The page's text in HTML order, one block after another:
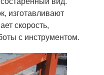
изготавливают
скорость,
с инструментом.